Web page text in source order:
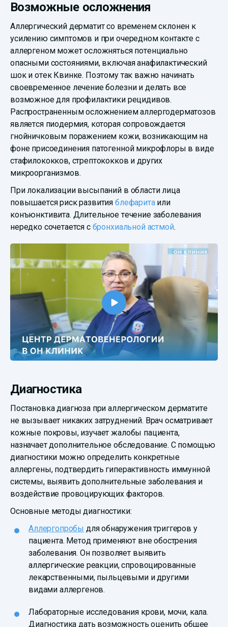
Возможные осложнения
Аллергический дерматит со временем склонен к
усилению симптомов и при очередном контакте с
аллергеном может осложняться потенциально
опасными состояниями, включая анафилактический
шок и отек Квинке. Поэтому так важно начинать
своевременное лечение болезни и делать все
возможное для профилактики рецидивов.
Распространенным осложнением аллергодерматозов
является пиодермия, которая сопровождается
гнойничковым поражением кожи, возникающим на
фоне присоединения патогенной микрофлоры в виде
стафилококков, стрептококков и других
микроорганизмов.
При локализации высыпаний в области лица
повышается риск развития блефаритаили
конъюнктивита. Длительное течение заболевания
нередко сочетается с бронхиальной астмой.
Диагностика
Постановка диагноза при аллергическом дерматите
не вызывает никаких затруднений. Врач осматривает
кожные покровы, изучает жалобы пациента,
назначает дополнительное обследование. С помощью
диагностики можно определить конкретные
аллергены, подтвердить гиперактивность иммунной
системы, выявить дополнительные заболевания и
воздействие провоцирующих факторов.
Основные методы диагностики:
Аллергопробы для обнаружения триггеров у
пациента. Метод применяют вне обострения
заболевания. Он позволяет выявить
аллергические реакции, спровоцированные
лекарственными, пыльцевыми и другими
видами аллергенов.
Лабораторные исследования крови, мочи, кала.
Диагностика дать возможность оценить общее